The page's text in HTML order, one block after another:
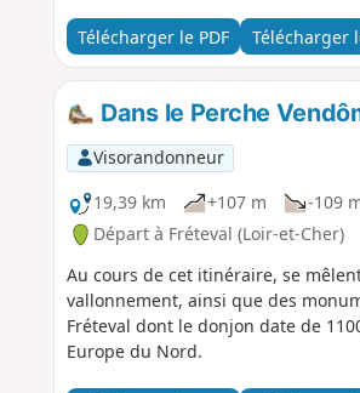
Télécharger le PDF Télécharger
Dans le Perche
Visorandonneur
19,39 km
+107 m -109
Départ à Fréteval (Loir-et-Cher)
Au cours de cet itinéraire, se
vallonnement, ainsi que des
Fréteval dont le donjon date de
Europe du Nord.